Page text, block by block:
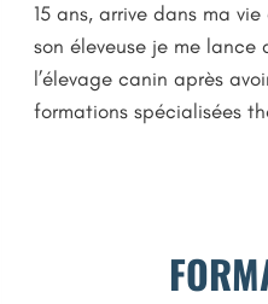
15 ans, arrive dans ma
son éleveuse je me lance
l’élevage canin après
formations spécialisées